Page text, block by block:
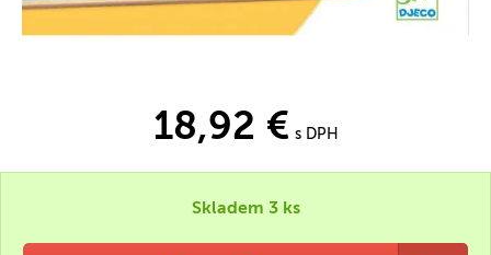
18,92 € s DPH
Skladem 3 ks